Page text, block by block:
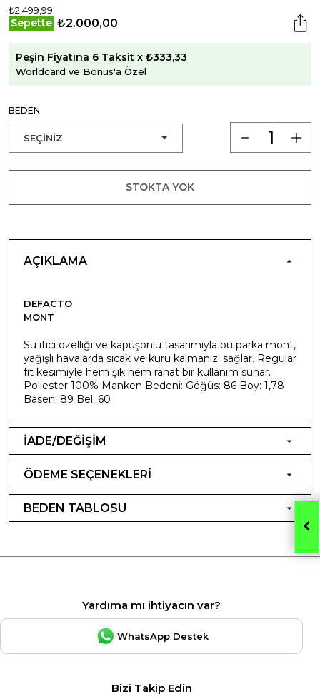
₺2.499,99
Sepette ₺2.000,00
Peşin Fiyatına 6 Taksit x ₺333,33
Worldcard ve Bonus'a Özel
BEDEN
STOKTA YOK
AÇIKLAMA
DEFACTO
MONT
Su itici özelliği ve kapüşonlu tasarımıyla bu parka mont,
yağışlı havalarda sıcak ve kuru kalmanızı sağlar. Regular
fit kesimiyle hem şık hem rahat bir kullanım sunar.
Poliester 100% Manken Bedeni: Göğüs: 86 Boy: 1,78
Basen: 89 Bel: 60
İADE/DEĞİŞİM
ÖDEME SEÇENEKLERİ
BEDEN TABLOSU
Yardıma mı ihtiyacın var?
WhatsApp Destek
Bizi Takip Edin